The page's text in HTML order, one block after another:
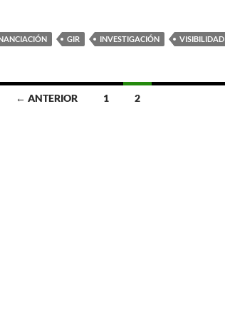
GIR INVESTIGACIÓN VISIBILIDAD
← ANTERIOR 1 2